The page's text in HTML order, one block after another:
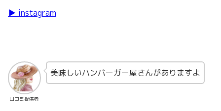
▶ instagram
口コミ提供者
美味しいハンバーガー屋さんがありますよ